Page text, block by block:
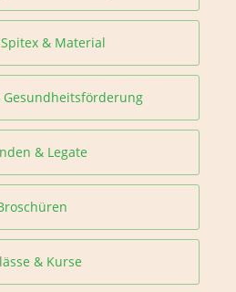
& Material
Gesundheitsförderung
& Legate
& Kurse